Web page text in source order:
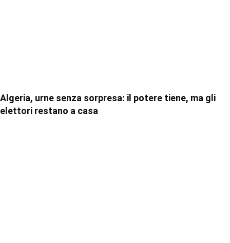
Algeria, urne senza sorpresa: il potere tiene, ma gli
elettori restano a casa